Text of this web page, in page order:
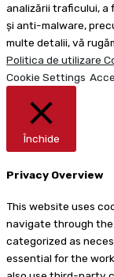
analizării traficului, a
și anti-malware,
multe detalii, vă
Politica de utilizare
Cookie Settings
Închide
Privacy Overview
This website uses
navigate through
categorized as
essential for the